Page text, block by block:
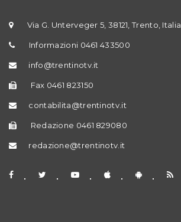
Via G. Unterveger 5, 38121, Trento, Italia
Informazioni 0461 433500
info@trentinotv.it
Fax 0461 823150
contabilita@trentinotv.it
Redazione 0461 829080
redazione@trentinotv.it